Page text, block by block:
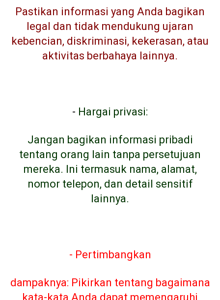
Pastikan informasi yang Anda bagikan
legal dan tidak mendukung ujaran
kebencian, diskriminasi, kekerasan, atau
aktivitas berbahaya lainnya.
- Hargai privasi:
Jangan bagikan informasi pribadi
tentang orang lain tanpa persetujuan
mereka. Ini termasuk nama, alamat,
nomor telepon, dan detail sensitif
lainnya.
- Pertimbangkan
dampaknya: Pikirkan tentang bagaimana
kata-kata Anda dapat memengaruhi